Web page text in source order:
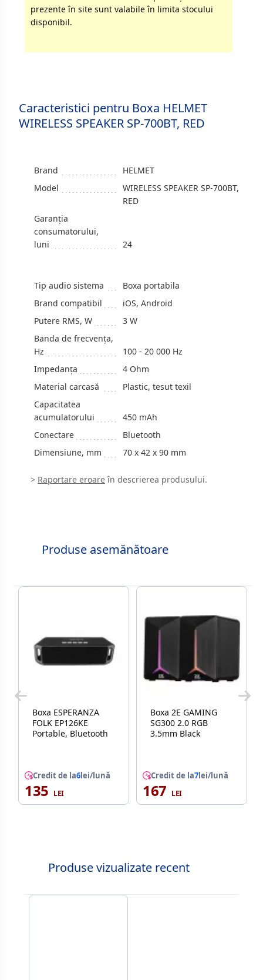
prezente în site sunt valabile în limita stocului
disponibil.
Caracteristici pentru Boxa HELMET
WIRELESS SPEAKER SP-700BT, RED
Brand
HELMET
Model
WIRELESS SPEAKER SP-700BT,
RED
Garanția
consumatorului,
luni
24
Tip audio sistema
Boxa portabila
Brand compatibil
iOS, Android
Putere RMS, W
3 W
Banda de frecvenţa,
Hz
100 - 20 000 Hz
Impedanţa
4 Ohm
Material carcasă
Plastic, tesut texil
Capacitatea
acumulatorului
450 mAh
Conectare
Bluetooth
Dimensiune, mm
70 x 42 x 90 mm
> Raportare eroareîn descrierea produsului.
Produse asemănătoare
Boxa ESPERANZA
FOLK EP126KE
Portable, Bluetooth
Credit de la6lei/lună
135
Boxa 2E GAMING
SG300 2.0 RGB
3.5mm Black
Credit de la7lei/lună
167
Produse vizualizate recent